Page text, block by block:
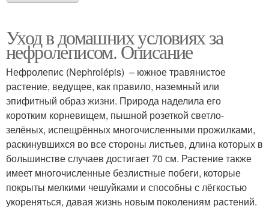
Уход в домашних условиях за
нефролеписом. Описание
Нефролепис (Nephrolépis) – южное травянистое
растение, ведущее, как правило, наземный или
эпифитный образ жизни. Природа наделила его
коротким корневищем, пышной розеткой светло-
зелёных, испещрённых многочисленными прожилками,
раскинувшихся во все стороны листьев, длина которых в
большинстве случаев достигает 70 см. Растение также
имеет многочисленные безлистные побеги, которые
покрыты мелкими чешуйками и способны с лёгкостью
укореняться, давая жизнь новым поколениям растений.